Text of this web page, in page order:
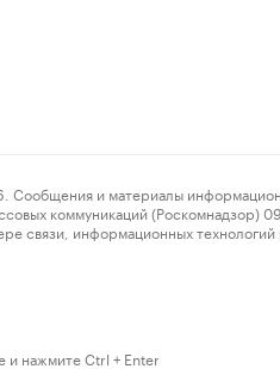
и материалы
коммуникаций
связи, информационных
и нажмите Ctrl + Enter